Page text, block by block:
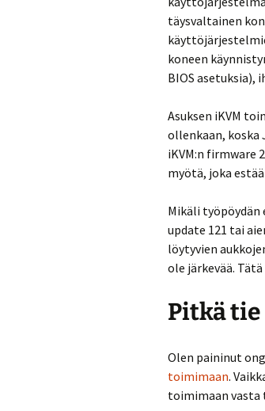
täysvaltainen
koneen
BIOS asetuksia),
Asuksen iKVM
ollenkaan, koska
iKVM:n firmware
myötä, joka
Mikäli
update 121 tai
löytyvien
ole järkevää.
Pitkä tie
Olen paininut
toimimaan.
toimimaan vasta